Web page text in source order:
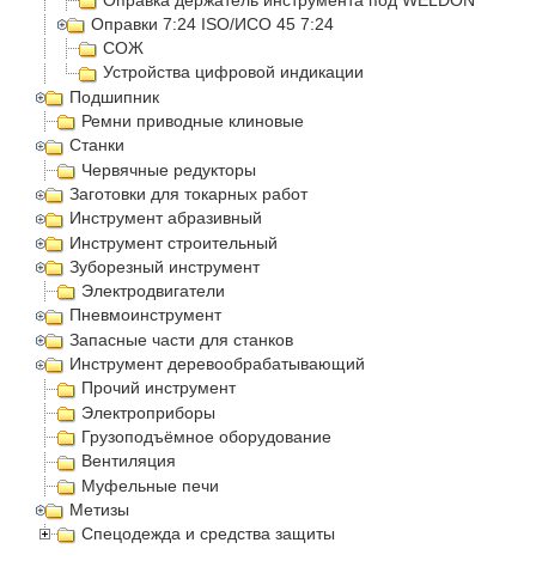
Оправки 7:24 ISO/ИСО 45 7:24
СОЖ
Устройства цифровой индикации
Подшипник
Ремни приводные клиновые
Станки
Червячные редукторы
Заготовки для токарных работ
Инструмент абразивный
Инструмент строительный
Зуборезный инструмент
Электродвигатели
Пневмоинструмент
Запасные части для станков
Инструмент деревообрабатывающий
Прочий инструмент
Электроприборы
Грузоподъёмное оборудование
Вентиляция
Муфельные печи
Метизы
Спецодежда и средства защиты